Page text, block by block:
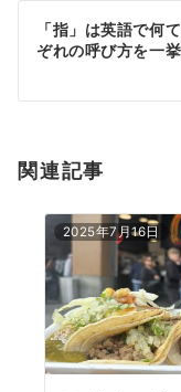
ン
「指」は英語で何
ぞれの呼び方を一挙
関連記事
2025年7月16日